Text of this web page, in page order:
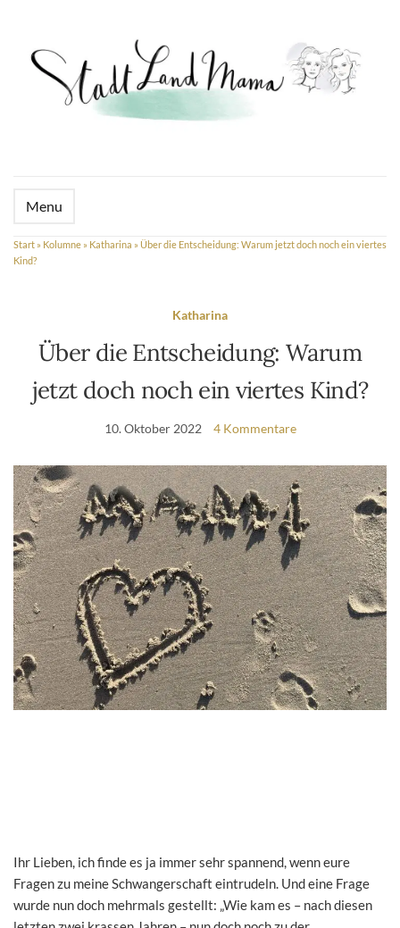
Menu
Start » Kolumne » Katharina » Über die Entscheidung: Warum jetzt doch noch ein viertes
Kind?
Katharina
Über die Entscheidung: Warum
jetzt doch noch ein viertes Kind?
10. Oktober 2022 4 Kommentare
Ihr Lieben, ich finde es ja immer sehr spannend, wenn eure
Fragen zu meine Schwangerschaft eintrudeln. Und eine Frage
wurde nun doch mehrmals gestellt: „Wie kam es – nach diesen